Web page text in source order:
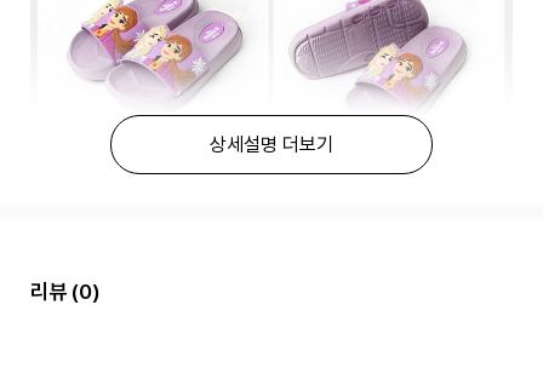
상세설명 더보기
리뷰 (0)